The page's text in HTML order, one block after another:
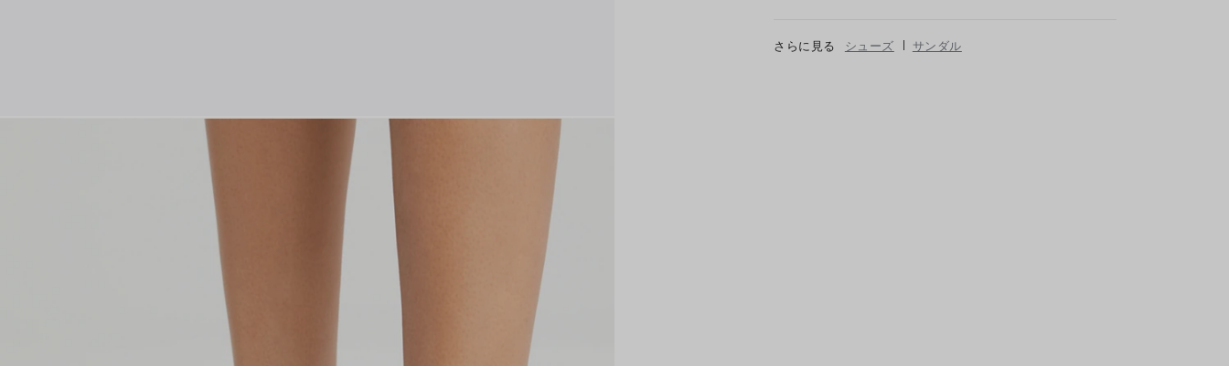
さらに見る シューズ | サンダル